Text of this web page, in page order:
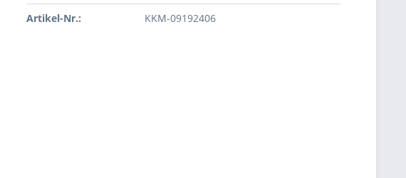
Artikel-Nr.: KKM-09192406